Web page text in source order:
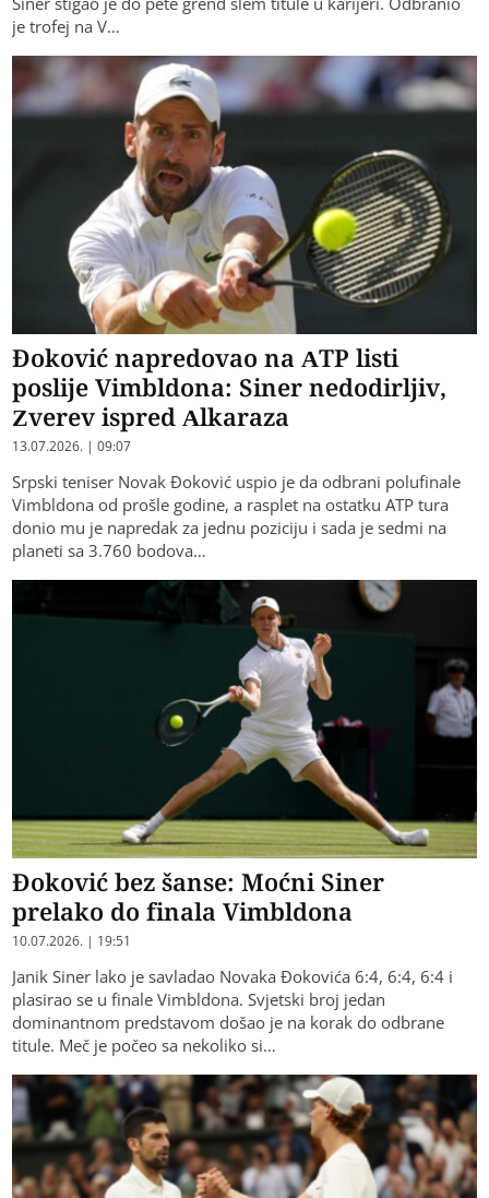
je trofej na V…
Đoković napredovao na ATP listi
poslije Vimbldona: Siner nedodirljiv,
Zverev ispred Alkaraza
13.07.2026. | 09:07
Srpski teniser Novak Đoković uspio je da odbrani polufinale
Vimbldona od prošle godine, a rasplet na ostatku ATP tura
donio mu je napredak za jednu poziciju i sada je sedmi na
planeti sa 3.760 bodova…
Đoković bez šanse: Moćni Siner
prelako do finala Vimbldona
10.07.2026. | 19:51
Janik Siner lako je savladao Novaka Đokovića 6:4, 6:4, 6:4 i
plasirao se u finale Vimbldona. Svjetski broj jedan
dominantnom predstavom došao je na korak do odbrane
titule. Meč je počeo sa nekoliko si…